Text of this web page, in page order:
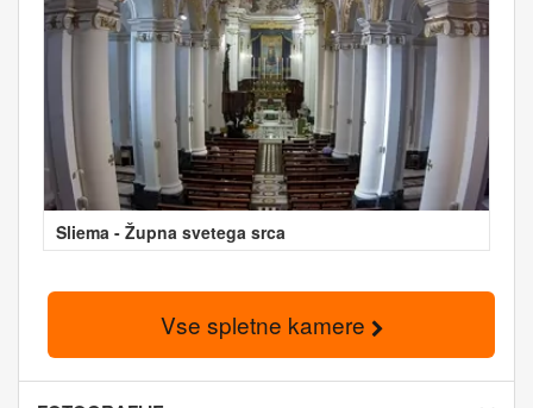
Sliema - Župna svetega srca
Vse spletne kamere